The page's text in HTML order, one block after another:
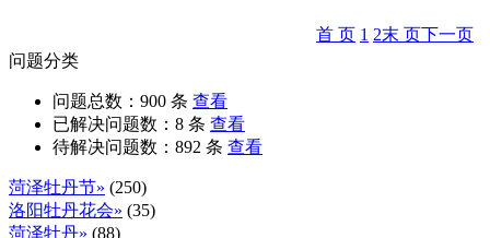
首 页 1 2末 页下一页
问题分类
问题总数： 900 条 查看
已解决问题数： 8 条 查看
待解决问题数： 892 条 查看
菏泽牡丹节» (250)
洛阳牡丹花会» (35)
菏泽牡丹» (88)